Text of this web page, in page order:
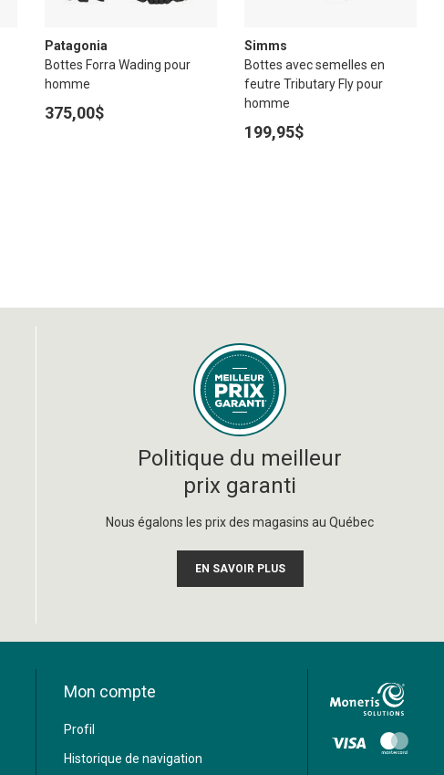
Patagonia
Bottes Forra Wading pour
homme
375,00$
Simms
Bottes avec semelles en
feutre Tributary Fly pour
homme
199,95$
Politique du meilleur
prix garanti
Nous égalons les prix des magasins au Québec
EN SAVOIR PLUS
Mon compte
Profil
Historique de navigation